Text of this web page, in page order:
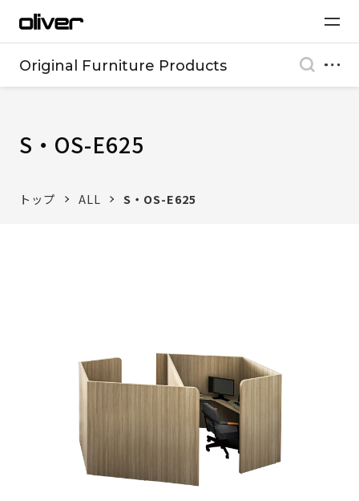
Original Furniture Products
S・OS-E625
トップ ALL S・OS-E625